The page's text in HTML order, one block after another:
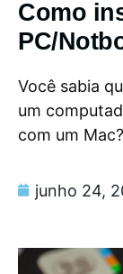
Como
PC/
Você sabia
um
com um
junho 24,